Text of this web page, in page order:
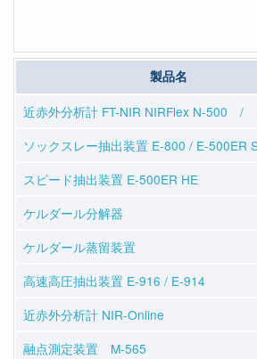
製品名
近赤外分析計 FT-NIR NIRFlex N-500 /
ソックスレー抽出装置 E-800 / E-500ER
スピード抽出装置 E-500ER HE
ケルダール分解器
ケルダール蒸留装置
高速高圧抽出装置 E-916 / E-914
近赤外分析計 NIR-Online
融点測定装置 M-565